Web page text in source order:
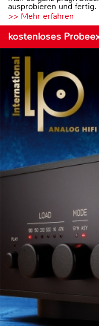
ausprobieren und fertig.
>> Mehr erfahren
kostenloses